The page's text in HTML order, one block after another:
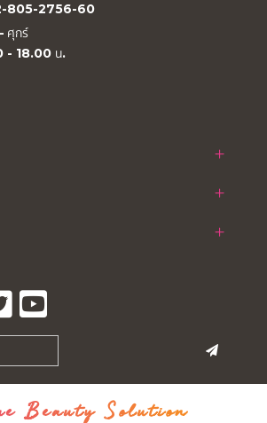
805-2756-60
ศุกร์
- 18.00 น.
Beauty Solution